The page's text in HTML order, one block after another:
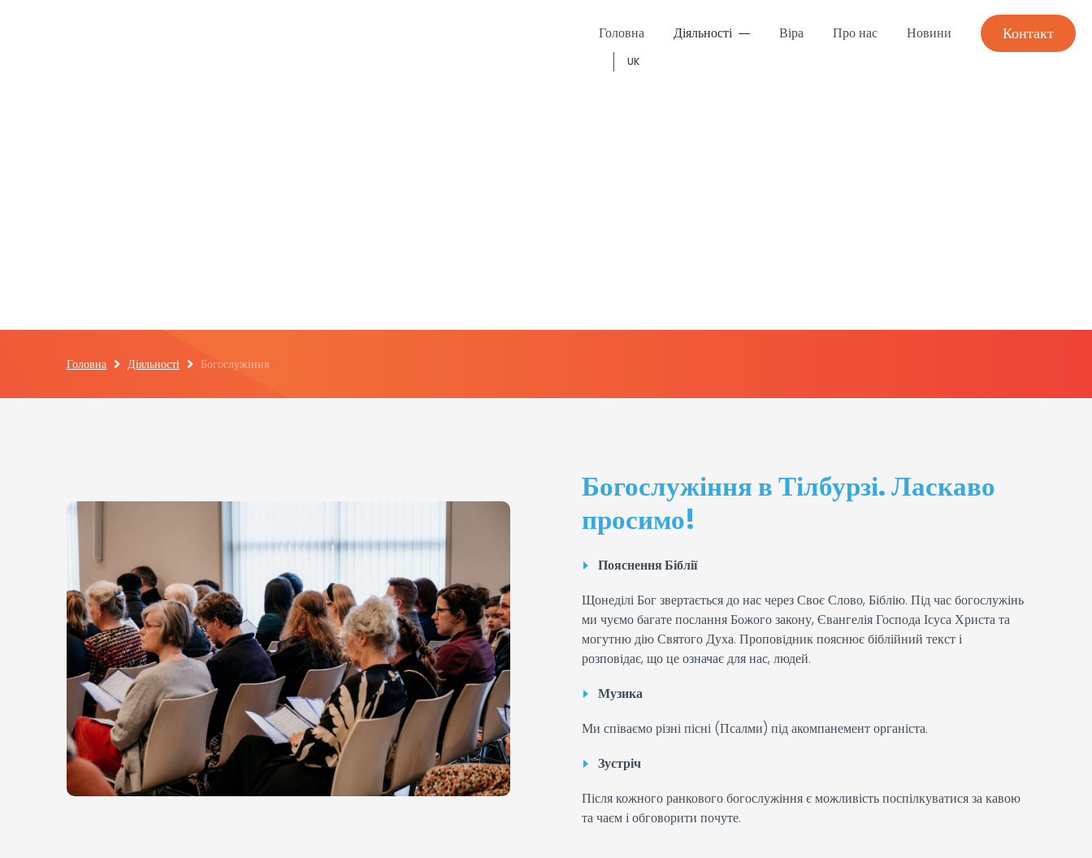
Головна Діяльності Віра Про нас Новини Контакт
UK
Головна Діяльності Богослужіння
Богослужіння в Тілбурзі. Ласкаво
просимо!
Пояснення Біблії
Щонеділі Бог звертається до нас через Своє Слово, Біблію. Під час богослужінь
ми чуємо багате послання Божого закону, Євангелія Господа Ісуса Христа та
могутню дію Святого Духа. Проповідник пояснює біблійний текст і
розповідає, що це означає для нас, людей.
Музика
Ми співаємо різні пісні (Псалми) під акомпанемент органіста.
Зустріч
Після кожного ранкового богослужіння є можливість поспілкуватися за кавою
та чаєм і обговорити почуте.